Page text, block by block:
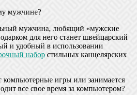
мужчине?
мужчина, любящий «мужские
для него станет швейцарский
и удобный в использовании
набор стильных канцелярских
игры или занимается
все свое время за компьютером?